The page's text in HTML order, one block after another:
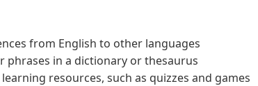
from English to other languages
phrases in a dictionary or thesaurus
resources, such as quizzes and games